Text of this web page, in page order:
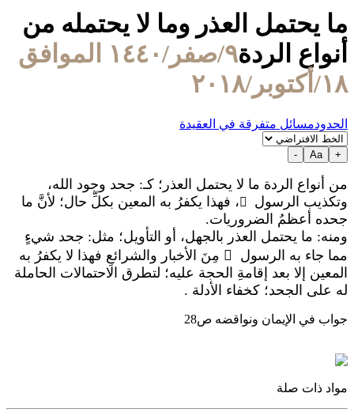
ما يحتمل العذر وما لا يحتمله من
أنواع الردة
٩/صفر/١٤٤٠ الموافق
١٨/أكتوبر/٢٠١٨
الحدودمسائل متفرقة في العقيدة
+
Aa
-
من أنواع الردة ما لا يحتمل العذر؛ كـ: جحد وجود الله،
وتكذيب الرسول
، فهذا يكفرُ به المعين بكلِّ حال؛ لأنَّ ما
جحده أعظمُ الضروريات.
ومنه: ما يحتمل العذر بالجهل، أو التأويل؛ مثل: جحد شيءٍ
مما جاء به الرسول  مِنَ الأخبار والشرائعِ فهذا لا يكفرُ به
المعين إلا بعد إقامةِ الحجة عليه؛ لتطرق الاحتمالات الحاملة
له على الجحد؛ كخفاء الأدلة .
جواب في الإيمان ونواقضه ص28
مواد ذات صلة